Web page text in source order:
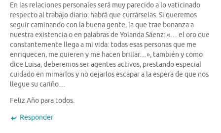
En las relaciones personales será muy parecido a lo vaticinado
respecto al trabajo diario: habrá que currárselas. Si queremos
seguir caminando con la buena gente, la que trae bonanza a
nuestra existencia o en palabras de Yolanda Sáenz: «… el oro que
constantemente llega a mi vida: todas esas personas que me
enriquecen, me quieren y me hacen brillar…», también y como
dice Luisa, deberemos ser agentes activos, prestando especial
cuidado en mimarlos y no dejarlos escapar a la espera de que nos
llegue su cariño…
Feliz Año para todos.
Responder